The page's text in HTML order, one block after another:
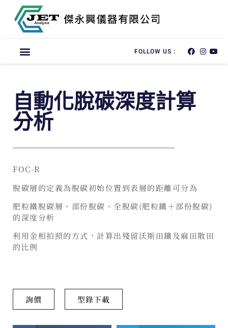
FOLLOW US :
自動化脫碳深度計算
分析
FOC-R
脫碳層的定義為脫碳初始位置到表層的距離可分為
肥粒鐵脫碳層、部份脫碳、全脫碳(肥粒鐵＋部份脫碳)
的深度分析
利用金相拍照的方式，計算出殘留沃斯田鐵及麻田散田
的比例
詢價 型錄下載